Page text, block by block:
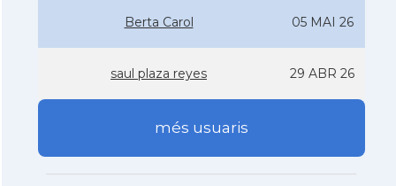
Berta Carol 05 MAI 26
saul plaza reyes 29 ABR 26
més usuaris